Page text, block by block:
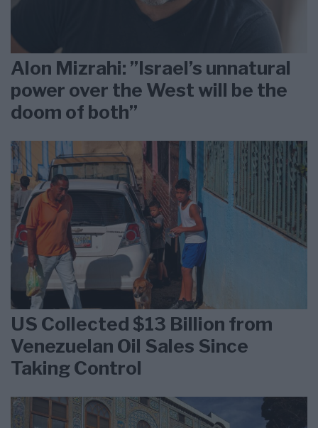
Alon Mizrahi: ”Israel’s unnatural
power over the West will be the
doom of both”
US Collected $13 Billion from
Venezuelan Oil Sales Since
Taking Control